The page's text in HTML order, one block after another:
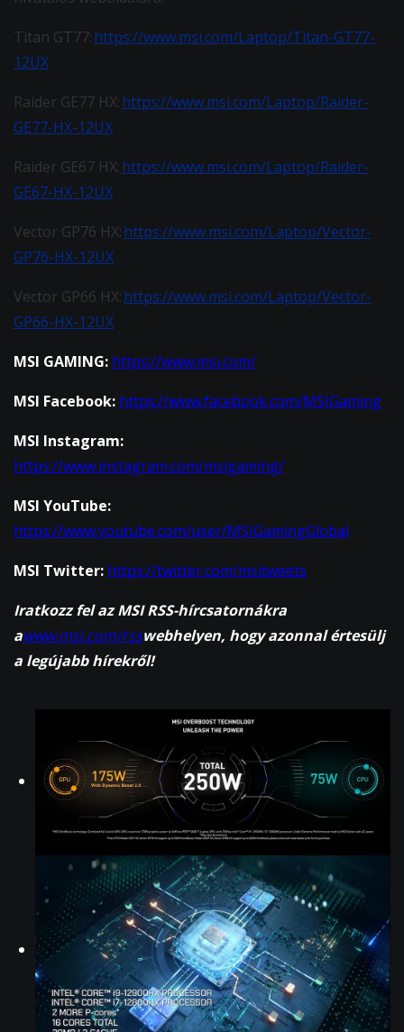
Titan GT77:https://www.msi.com/Laptop/Titan-GT77-
12UX
Raider GE77 HX:https://www.msi.com/Laptop/Raider-
GE77-HX-12UX
Raider GE67 HX:https://www.msi.com/Laptop/Raider-
GE67-HX-12UX
Vector GP76 HX:https://www.msi.com/Laptop/Vector-
GP76-HX-12UX
Vector GP66 HX:https://www.msi.com/Laptop/Vector-
GP66-HX-12UX
MSI GAMING: https://www.msi.com/
MSI Facebook: https://www.facebook.com/MSIGaming
MSI Instagram:
https://www.instagram.com/msigaming/
MSI YouTube:
https://www.youtube.com/user/MSIGamingGlobal
MSI Twitter: https://twitter.com/msitweets
Iratkozz fel az MSI RSS-hírcsatornákra
awww.msi.com/rsswebhelyen, hogy azonnal értesülj
a legújabb hírekről!